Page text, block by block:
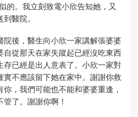
的。我立刻致電小欣告知她，又
醫院。
院後，醫生向小欣一家講解張婆婆
自從那天在家失蹤起已經沒吃東西
存已經是出人意表了。小欣一家對
實不應該留下她在家中。謝謝你救
，我們可能也不能和婆婆重逢，
了。謝謝你啊！